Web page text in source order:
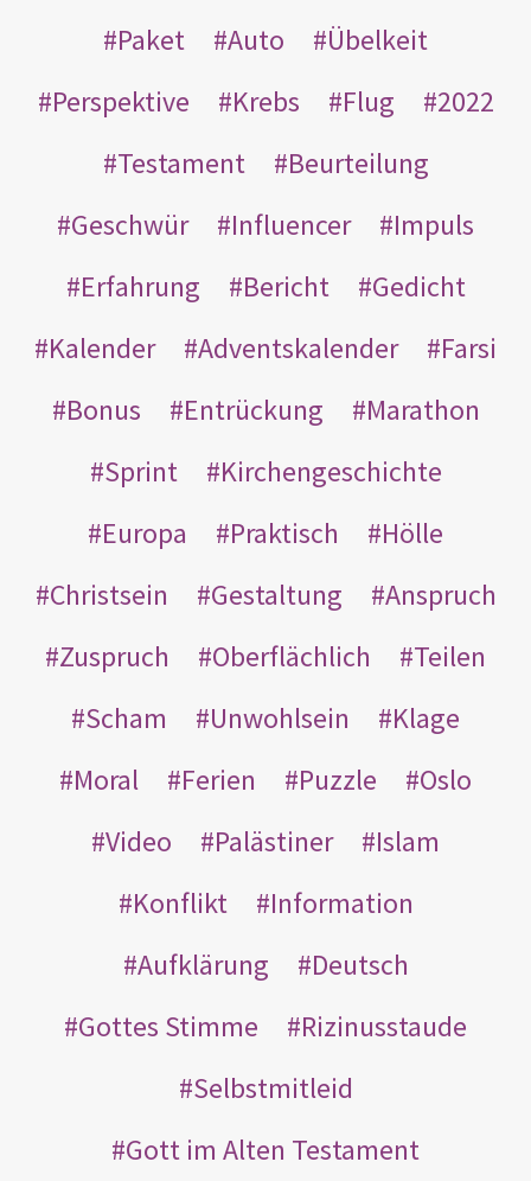
Paket
Auto
Übelkeit
Perspektive
Krebs Flug
2022
Testament
Beurteilung
Geschwür
Influencer
Impuls
Erfahrung
Bericht
Gedicht
Kalender
Adventskalender
Farsi
Bonus
Entrückung
Marathon
Sprint
Kirchengeschichte
Europa
Praktisch
Hölle
Christsein
Gestaltung
Anspruch
Zuspruch
Oberflächlich
Teilen
Scham
Unwohlsein
Klage
Moral
Ferien Puzzle
Oslo
Video
Palästiner
Islam
Konflikt
Information
Aufklärung
Deutsch
Gottes Stimme
Rizinusstaude
Selbstmitleid
Gott im Alten Testament